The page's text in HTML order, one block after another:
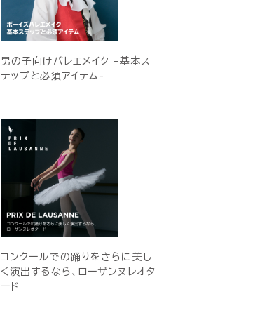
男の子向けバレエメイク -基本ス
テップと必須アイテム-
コンクールでの踊りをさらに美し
く演出するなら、ローザンヌレオタ
ード